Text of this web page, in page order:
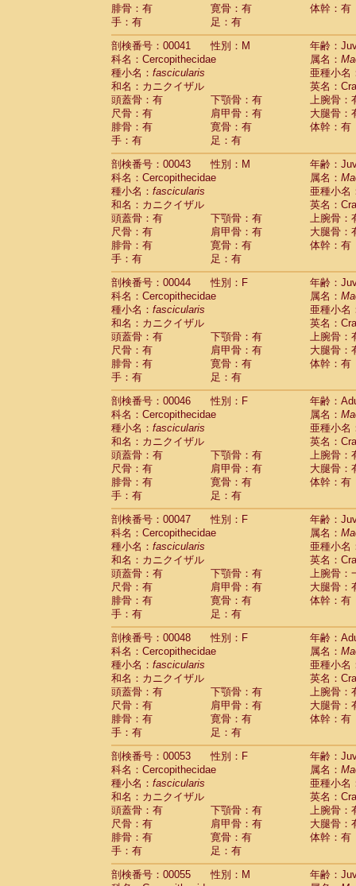
CercopithecidaeCercopithecinae spp.
CercopithecidaeColobus angolensis
CercopithecidaeColobus guereza (0)
Cercopithecidae Colobus polykomos
Cercopithecidae Piliocolobus badius
Cercopithecidae Kasi senex vetulus(1)
CercopithecidaeKasi senex
CercopithecidaeNasalis larvatus(0)
CercopithecidaePresbytes
CercopithecidaePygathrix nemaeus
CercopithecidaeSemnopithecus
Cercopithecidae
Trachypithecus
Cercopithecidae
Trachypithecus
Cercopithecidae
Trachypithecus
CercopithecidaeTrachypithecus
CercopithecidaeColobinae spp.(0)
CercopithecidaePresbytesinaespp.(0)
CercopithecidaeCercopithecidae
HylobatidaeHoolock hoolock(1)
HylobatidaeHylobates agilis
HylobatidaeHylobates klossii (0)
Hylobatidae
HylobatidaeHylobates moloch(2)
Hylobatidae Hylobates muelleri(0)
HylobatidaeHylobates pileatus(5)
Hylobatidae Hylobates
HylobatidaeHylobateshybrid(1)
HylobatidaeNomascus concolor(0)
HylobatidaeSymphalangus
Hominidae
(0)
Hominidae
Hominidae Gorilla gorilla beringei(0)
Hominidae Gorilla gorilla gorilla(0)
Primates misc.(0)
Scandentia Dendrogale melanura
Scandentia Ptilocercus lowii
ScandentiaTupaia glis
Scandentia
Scandentia
腓骨：有
寛骨：有
体幹：有
手：有
足：有
剖検番号：00041
性別：M
年齢：
科名：Cercopithecidae
属名：
種小名： fascicularis
亜種小名
和名：カニクイザル
英名：
頭蓋骨：有
下顎骨：有
上腕骨：
尺骨：有
肩甲骨：有
大腿骨：
腓骨：有
寛骨：有
体幹：有
手：有
足：有
剖検番号：00043
性別：M
年齢：
科名：Cercopithecidae
属名：
種小名： fascicularis
亜種小名
和名：カニクイザル
英名：
頭蓋骨：有
下顎骨：有
上腕骨：
尺骨：有
肩甲骨：有
大腿骨：
腓骨：有
寛骨：有
体幹：有
手：有
足：有
剖検番号：00044
性別：F
年齢：
科名：Cercopithecidae
属名：
種小名： fascicularis
亜種小名
和名：カニクイザル
英名：
頭蓋骨：有
下顎骨：有
上腕骨：
尺骨：有
肩甲骨：有
大腿骨：
腓骨：有
寛骨：有
体幹：有
手：有
足：有
剖検番号：00046
性別：F
年齢：
科名：Cercopithecidae
属名：
種小名： fascicularis
亜種小名
和名：カニクイザル
英名：
頭蓋骨：有
下顎骨：有
上腕骨：
尺骨：有
肩甲骨：有
大腿骨：
腓骨：有
寛骨：有
体幹：有
手：有
足：有
剖検番号：00047
性別：F
年齢：
科名：Cercopithecidae
属名：
種小名： fascicularis
亜種小名
和名：カニクイザル
英名：
頭蓋骨：有
下顎骨：有
上腕骨：
尺骨：有
肩甲骨：有
大腿骨：
腓骨：有
寛骨：有
体幹：有
手：有
足：有
剖検番号：00048
性別：F
年齢：
科名：Cercopithecidae
属名：
種小名： fascicularis
亜種小名
和名：カニクイザル
英名：
頭蓋骨：有
下顎骨：有
上腕骨：
尺骨：有
肩甲骨：有
大腿骨：
腓骨：有
寛骨：有
体幹：有
手：有
足：有
剖検番号：00053
性別：F
年齢：
科名：Cercopithecidae
属名：
種小名： fascicularis
亜種小名
和名：カニクイザル
英名：
頭蓋骨：有
下顎骨：有
上腕骨：
尺骨：有
肩甲骨：有
大腿骨：
腓骨：有
寛骨：有
体幹：有
手：有
足：有
剖検番号：00055
性別：M
年齢：